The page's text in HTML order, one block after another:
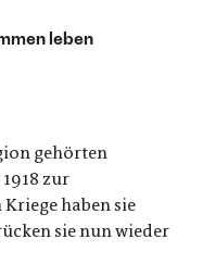
leben
gehörten
zur
haben sie
sie nun wieder